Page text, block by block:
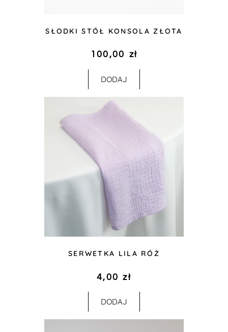
SŁODKI STÓŁ KONSOLA ZŁOTA
100,00 zł
DODAJ
SERWETKA LILA RÓŻ
4,00zł
DODAJ